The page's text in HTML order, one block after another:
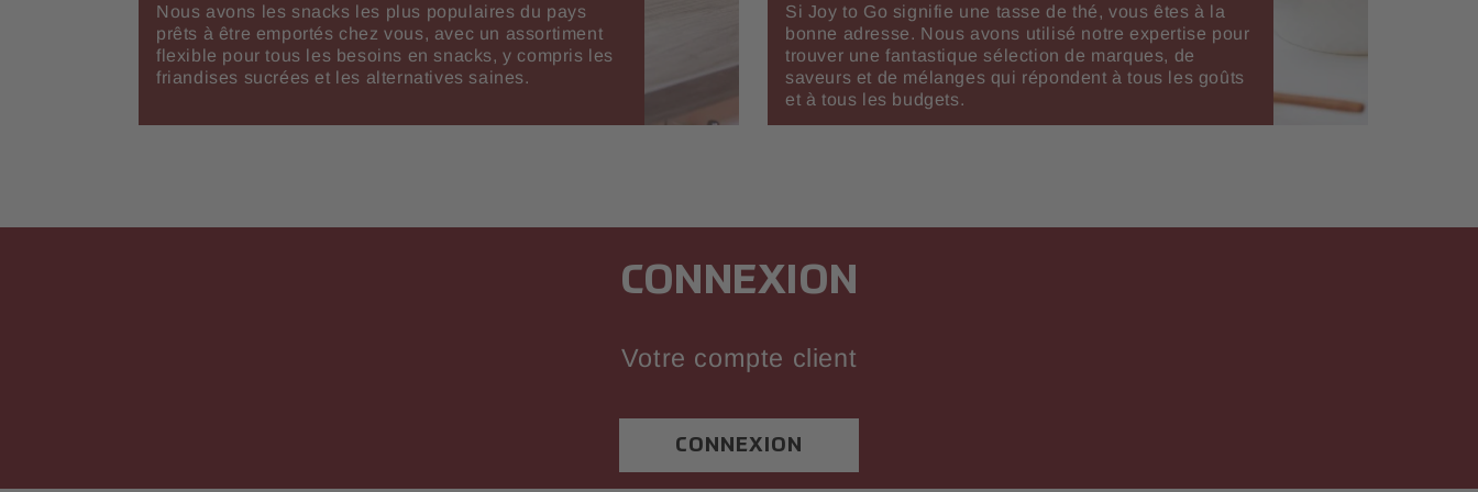
Nous avons les snacks les plus populaires du pays
prêts à être emportés chez vous, avec un assortiment
flexible pour tous les besoins en snacks, y compris les
friandises sucrées et les alternatives saines.
Si Joy to Go signifie une tasse de thé, vous êtes à la
bonne adresse. Nous avons utilisé notre expertise pour
trouver une fantastique sélection de marques, de
saveurs et de mélanges qui répondent à tous les goûts
et à tous les budgets.
CONNEXION
Votre compte client
CONNEXION